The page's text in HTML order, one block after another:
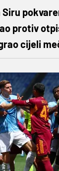
Siru
protiv
cijeli